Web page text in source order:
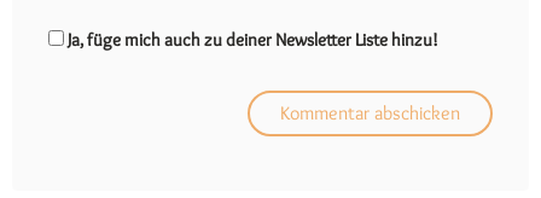
Ja, füge mich auch zu deiner Newsletter Liste hinzu!